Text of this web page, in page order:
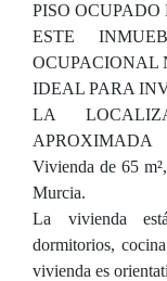
PISO OCUPADO
ESTE
OCUPACIONAL
IDEAL PARA
LA
APROXIMADA
Vivienda de 65
Murcia.
La vivienda
dormitorios,
vivienda es